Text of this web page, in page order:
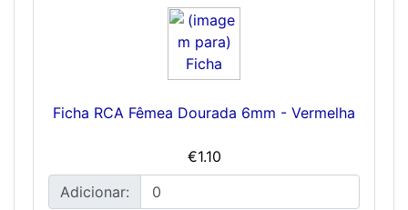
Ficha RCA Fêmea Dourada 6mm - Vermelha
€1.10
Adicionar: